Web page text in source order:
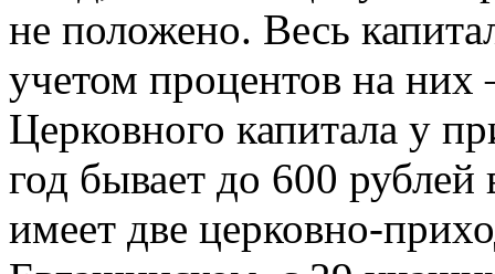
не положено. Весь
учетом процентов на них
Церковного капитала у
год бывает до 600
имеет две церковно-